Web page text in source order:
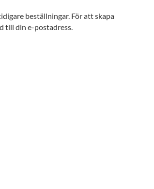
beställningar. För att skapa
till din e-postadress.